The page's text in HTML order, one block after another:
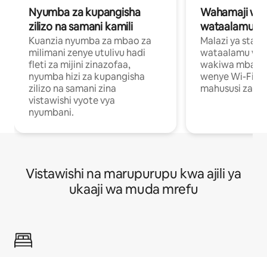
Nyumba za kupangisha
zilizo na samani kamili
Kuanzia nyumba za mbao za
milimani zenye utulivu hadi
fleti za mijini zinazofaa,
nyumba hizi za kupangisha
zilizo na samani zina
vistawishi vyote vya
nyumbani.
Wahamaji
wataalamu
Malazi ya
wataalamu
wakiwa mbali
wenye Wi-Fi
mahususi za
Vistawishi na marupurupu kwa ajili ya
ukaaji wa muda mrefu